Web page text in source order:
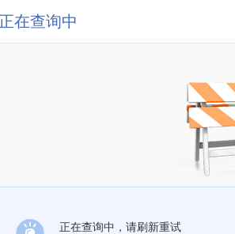
正在查询中
正在查询中，请刷新重试